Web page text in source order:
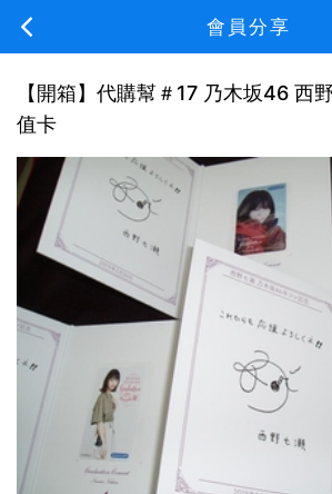
會員分享
【開箱】代購幫＃17 乃木坂46 西
值卡